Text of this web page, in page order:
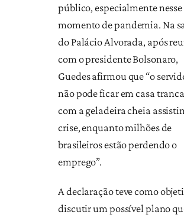
público, especialmente nesse
momento de pandemia. Na
do Palácio Alvorada, após
com o presidente Bolsonaro,
Guedes afirmou que “o
não pode ficar em casa
com a geladeira cheia
crise, enquanto milhões de
brasileiros estão perdendo o
emprego”.
A declaração teve como
discutir um possível plano